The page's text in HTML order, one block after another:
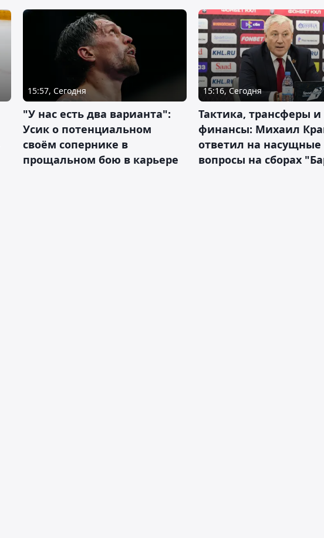
15:57, Сегодня
"У нас есть два варианта":
Усик о потенциальном
своём сопернике в
прощальном бою в карьере
15:16, Сегодня
Тактика, трансферы и
финансы: Михаил
ответил на насущные
вопросы на сборах